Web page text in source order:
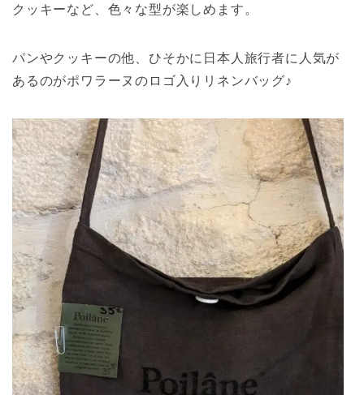
クッキーなど、色々な型が楽しめます。
パンやクッキーの他、ひそかに日本人旅行者に人気が
あるのがポワラーヌのロゴ入りリネンバッグ♪